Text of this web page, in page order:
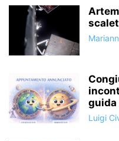
guida
Luigi